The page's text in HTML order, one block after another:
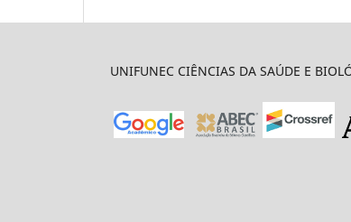
UNIFUNEC CIÊNCIAS DA SAÚDE E